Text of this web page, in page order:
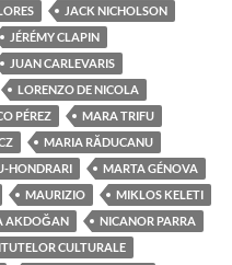
JACK NICHOLSON
JÉRÉMY CLAPIN
JUAN CARLEVARIS
LORENZO DE NICOLA
PÉREZ
MARA TRIFU
MARIA RĂDUCANU
HONDRARI
MARTA GÉNOVA
MAURIZIO
MIKLOS KELETI
AKDOĞAN
NICANOR PARRA
CULTURALE